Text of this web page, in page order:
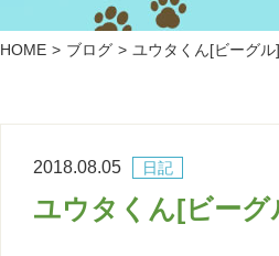
HOME ブログ ユウタくん[ビーグル]
日記
2018.08.05
ユウタくん[ビーグ